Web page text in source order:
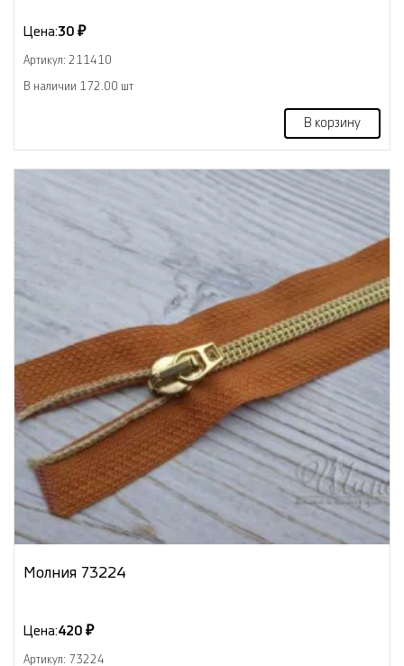
Цена:30 ₽
Артикул: 211410
В наличии 172.00 шт
В корзину
Молния 73224
Цена:420 ₽
Артикул: 73224